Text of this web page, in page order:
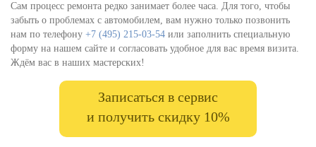
Сам процесс ремонта редко занимает более часа. Для того, чтобы
забыть о проблемах с автомобилем, вам нужно только позвонить
нам по телефону +7 (495) 215-03-54 или заполнить специальную
форму на нашем сайте и согласовать удобное для вас время визита.
Ждём вас в наших мастерских!
Записаться в сервис
и получить скидку 10%